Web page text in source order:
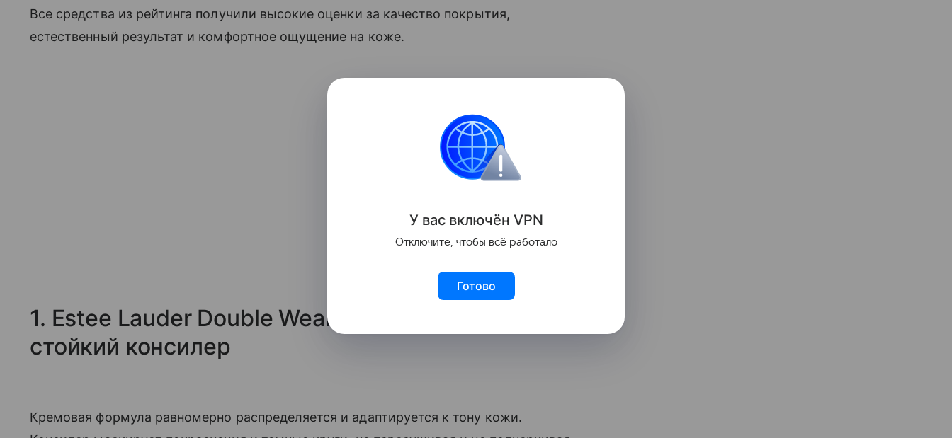
Все средства из рейтинга получили высокие оценки за качество покрытия,
естественный результат и комфортное ощущение на коже.
1. Estee Lauder Double Wear — универсальный
стойкий консилер
Кремовая формула равномерно распределяется и адаптируется к тону кожи.
У вас включён VPN
Отключите, чтобы всё работало
Готово